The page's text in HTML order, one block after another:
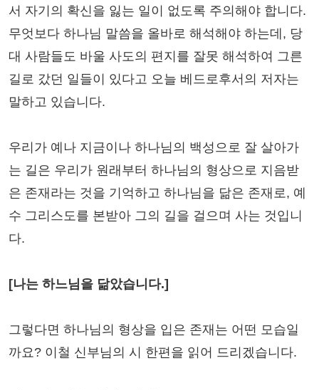
서 자기의 확신을 잃는 일이 없도록 주의해야 합니다.
무엇보다 하나님 말씀을 올바로 해석해야 하는데, 당
대 사람들도 바울 사도의 편지를 잘못 해석하여 그른
길로 갔던 일들이 있다고 오늘 베드로후서의 저자는
말하고 있습니다.
우리가 예나 지금이나 하나님의 백성으로 잘 살아가
는 길은 우리가 원래부터 하나님의 형상으로 지음받
은 존재라는 것을 기억하고 하나님을 닮은 존재로, 예
수 그리스도를 본받아 그의 길을 걸으며 사는 것입니
다.
[나는 하느님을 닮았습니다.]
그렇다면 하나님의 형상을 입은 존재는 어떤 모습일
까요? 이철 신부님의 시 한편을 읽어 드리겠습니다.